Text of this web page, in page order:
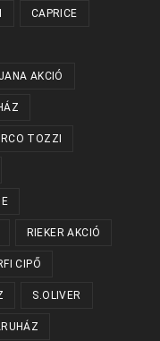
CAPRICE
JANA AKCIÓ
TOZZI
RIEKER AKCIÓ
CIPŐ
S.OLIVER